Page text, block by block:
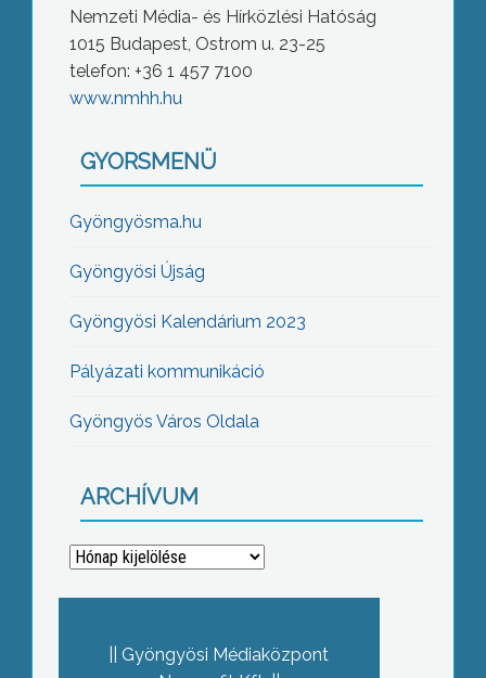
Nemzeti Média- és Hírközlési Hatóság
1015 Budapest, Ostrom u. 23-25
telefon: +36 1 457 7100
www.nmhh.hu
GYORSMENÜ
Gyöngyösma.hu
Gyöngyösi Újság
Gyöngyösi Kalendárium 2023
Pályázati kommunikáció
Gyöngyös Város Oldala
ARCHÍVUM
Archívum
Gyöngyösi Médiaközpont